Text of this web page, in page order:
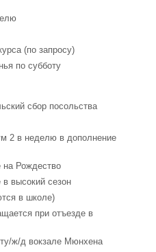
(по запросу)
по субботу
сбор посольства
2 в неделю в дополнение
на Рождество
высокий сезон
в школе)
при отъезде в
ж/д вокзале Мюнхена